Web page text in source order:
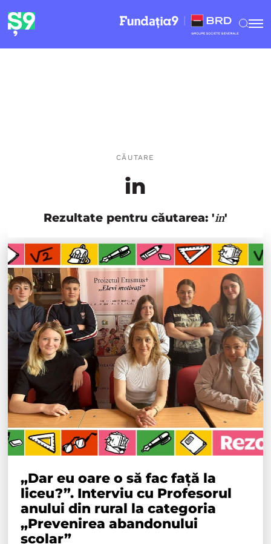
CĂUTARE
in
Rezultate pentru căutarea: 'in'
„Dar eu oare o să fac față la
liceu?”. Interviu cu Profesorul
anului din rural la categoria
„Prevenirea abandonului
școlar”